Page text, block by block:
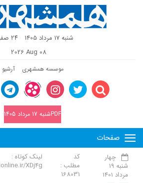
شنبه 17 مرداد 1405
٢٤ صفر ١٤٤٨
2026 Aug 08
موسسه همشهری آرشیو
PDFشنبه 17 مرداد 1405
صفحات
چهار
شنبه 19
مرداد 1401
کد
مطلب :
168031
لینک کوتاه :
XDj4g